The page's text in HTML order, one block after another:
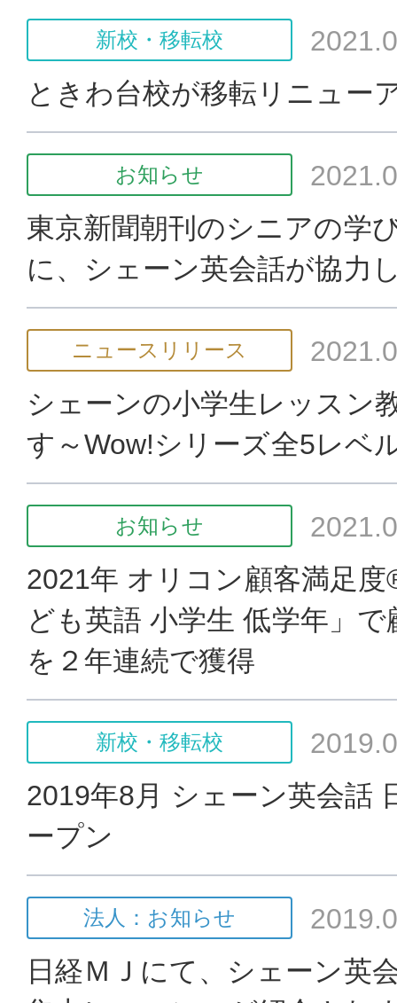
新校・移転校
ときわ台校が移転リニュー
お知らせ
東京新聞朝刊のシニアの学
に、シェーン英会話が協力
ニュースリリース
シェーンの小学生レッスン
す～Wow!シリーズ全5レベ
お知らせ
2021年 オリコン顧客満足
ども英語 小学生 低学年」
を２年連続で獲得
新校・移転校
2019年8月 シェーン英会話
ープン
法人：お知らせ
日経ＭＪにて、シェーン英